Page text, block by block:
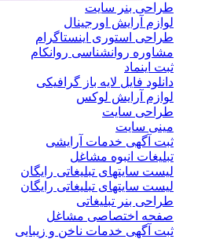
طراحی بنر سایت
لوازم آرایش اورجینال
طراحی استوری اینستاگرام
مشاوره روانشناسی روانکام
ثبت اینماد
دانلود فایل لایه باز گرافیکی
لوازم آرایش لوکس
طراحی سایت
مینی سایت
ثبت آگهی خدمات آرایشی
تبلیغات انبوه مشاغل
لیست سایتهای تبلیغاتی رایگان
لیست سایتهای تبلیغاتی رایگان
طراحی بنر تبلیغاتی
صفحه اختصاصی مشاغل
ثبت آگهی خدمات ناخن و زیبایی